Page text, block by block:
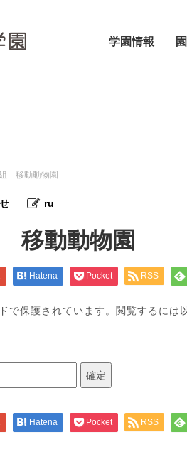
学園情報
移動動物園
ru
移動動物園
Hatena Pocket RSS
で保護されています。閲覧するには
Hatena Pocket RSS